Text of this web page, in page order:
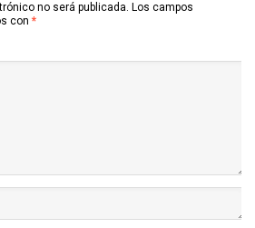
no será publicada. Los campos
con *